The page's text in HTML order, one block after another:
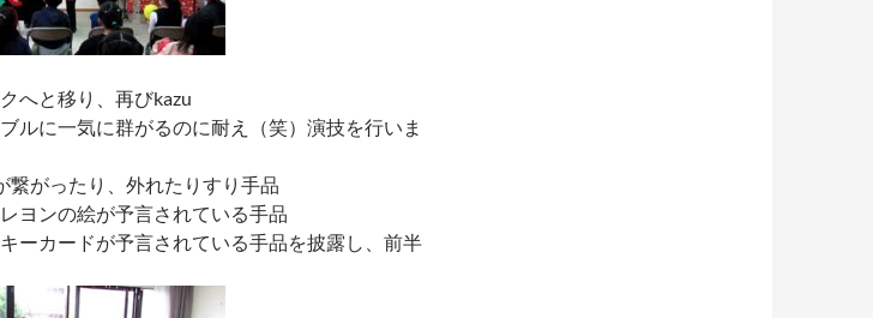
へと移り、再びkazu
ルに一気に群がるのに耐え（笑）演技を行いま
繋がったり、外れたりすり手品
ヨンの絵が予言されている手品
ーカードが予言されている手品を披露し、前半